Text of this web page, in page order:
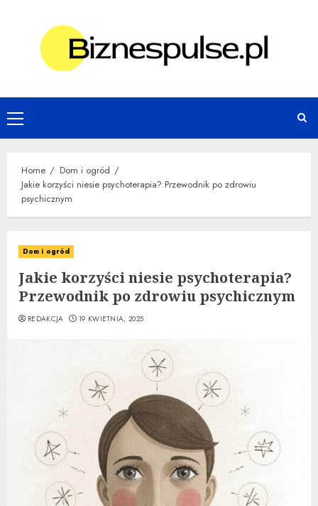
Primary
Menu
Home
Dom i ogród
Jakie korzyści niesie psychoterapia? Przewodnik po zdrowiu
psychicznym
Dom i ogród
Jakie korzyści niesie psychoterapia?
Przewodnik po zdrowiu psychicznym
REDAKCJA 19 KWIETNIA, 2025